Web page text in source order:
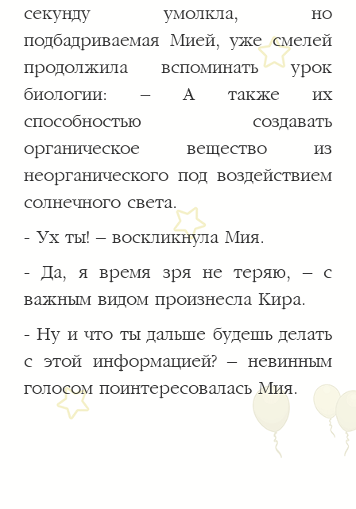
секунду умолкла, но
подбадриваемая Мией, уже смелей
продолжила вспоминать урок
биологии: – А также их
способностью создавать
органическое вещество из
неорганического под воздействием
солнечного света.
- Ух ты! – воскликнула Мия.
- Да, я время зря не теряю, – с
важным видом произнесла Кира.
- Ну и что ты дальше будешь делать
с этой информацией? – невинным
голосом поинтересовалась Мия.